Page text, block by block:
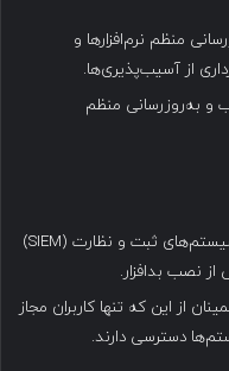
منظم نرم‌افزارها و
از آسیب‌پذیری‌ها.
و به‌روزرسانی منظم
: به کارگیری سیستم‌های ثبت و نظارت (SIEM)
نصب بدافزار.
از این که تنها کاربران مجاز
دسترسی دارند.